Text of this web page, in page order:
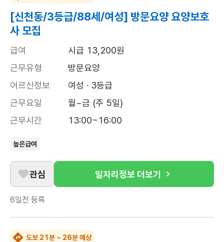
[신천동/3등급/88세/여성] 방문요양 요양보호
사 모집
급여
시급 13,200원
근무유형
방문요양
어르신정보
여성 · 3등급
근무요일
월~금 (주 5일)
근무시간
13:00~16:00
높은급여
관심 일자리정보 더보기
6일전 등록
도보 21분 ~ 26분 예상